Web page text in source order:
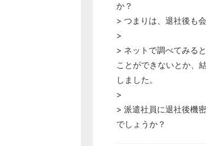
か？
> つまりは、退社後も
>
> ネットで調べてみる
ことができないとか、
しました。
>
> 派遣社員に退社後機
でしょうか？